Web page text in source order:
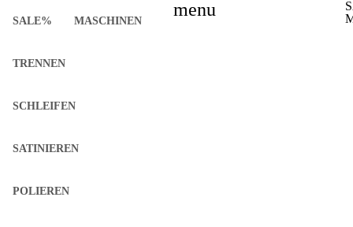
SALE% MASCHINEN
TRENNEN
SCHLEIFEN
SATINIEREN
POLIEREN
menu